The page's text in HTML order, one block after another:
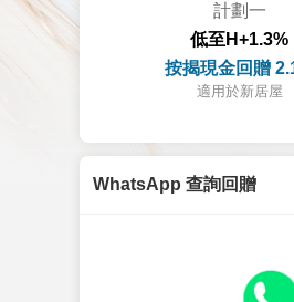
計劃一
低至H+1.3%
按揭現金回贈
適用於新居屋
WhatsApp 查詢回贈